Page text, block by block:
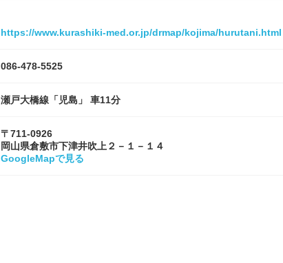
https://www.kurashiki-med.or.jp/drmap/kojima/hurutani.html
086-478-5525
瀬戸大橋線「児島」 車11分
〒711-0926
岡山県倉敷市下津井吹上２－１－１４
GoogleMapで見る